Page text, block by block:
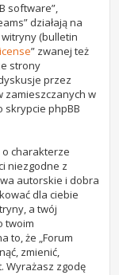
software”,
działają na
(bulletin
” zwanej też
strony
przez
zamieszczanych w
skrypcie phpBB
charakterze
niezgodne z
autorskie i dobra
dla ciebie
a twój
twoim
to, że „Forum
zmienić,
Wyrażasz zgodę